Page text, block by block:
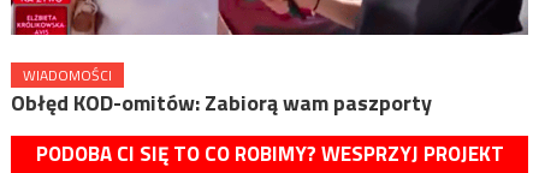
WIADOMOŚCI
Obłęd KOD-omitów: Zabiorą wam paszporty
PODOBA CI SIĘ TO CO ROBIMY? WESPRZYJ PROJEKT